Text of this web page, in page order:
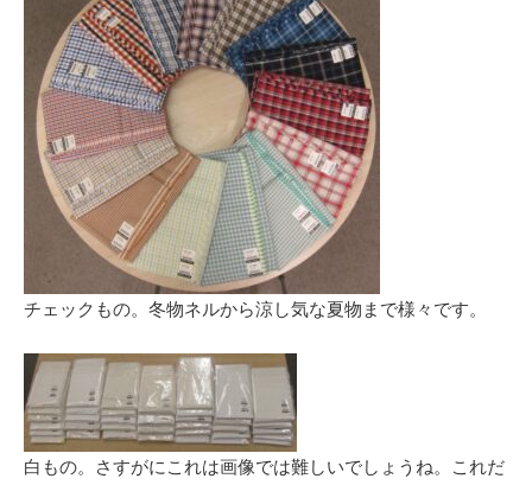
チェックもの。冬物ネルから涼し気な夏物まで様々です。
白もの。さすがにこれは画像では難しいでしょうね。これだ